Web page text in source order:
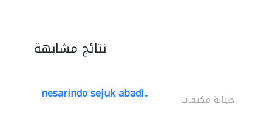
نتائج مشابهة
nesarindo sejuk abadi.. صيانة مكيفات